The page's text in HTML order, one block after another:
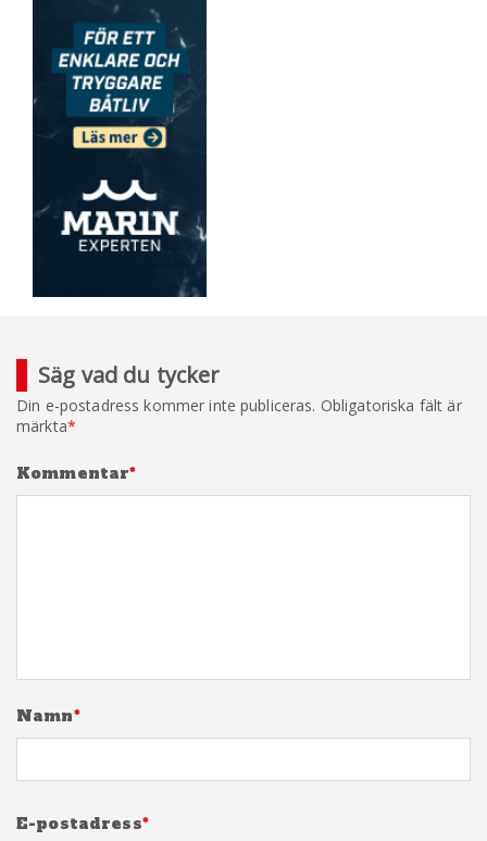
Säg vad du tycker
Din e-postadress kommer inte publiceras. Obligatoriska fält är
märkta*
Kommentar*
Namn*
E-postadress*